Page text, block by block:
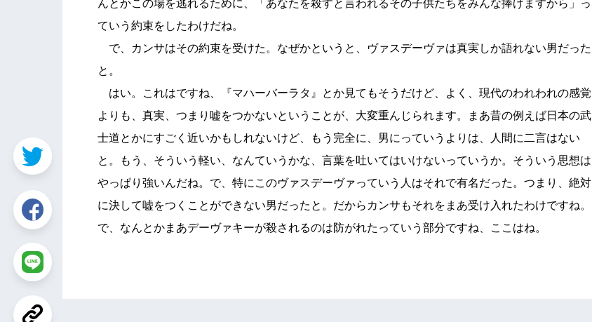
んとかこの場を逃れるために、「あなたを殺すと言われるその子供たちをみんな捧げますから」っ
ていう約束をしたわけだね。
で、カンサはその約束を受けた。なぜかというと、ヴァスデーヴァは真実しか語れない男だった
と。
はい。これはですね、『マハーバーラタ』とか見てもそうだけど、よく、現代のわれわれの感覚
よりも、真実、つまり嘘をつかないということが、大変重んじられます。まあ昔の例えば日本の武
士道とかにすごく近いかもしれないけど、もう完全に、男にっていうよりは、人間に二言はない
と。もう、そういう軽い、なんていうかな、言葉を吐いてはいけないっていうか。そういう思想は
やっぱり強いんだね。で、特にこのヴァスデーヴァっていう人はそれで有名だった。つまり、絶対
に決して嘘をつくことができない男だったと。だからカンサもそれをまあ受け入れたわけですね。
で、なんとかまあデーヴァキーが殺されるのは防がれたっていう部分ですね、ここはね。